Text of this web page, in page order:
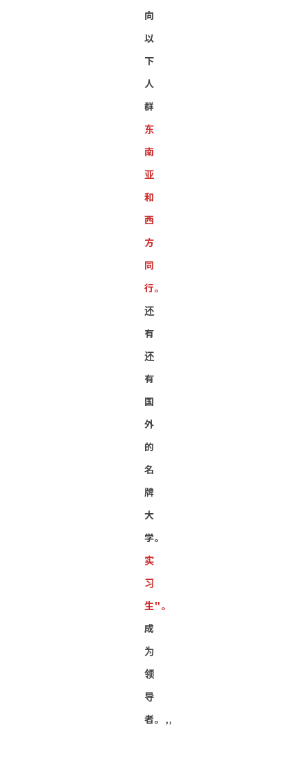
向
以
下
人
群
东
南
亚
和
西
方
同
行。
还
有
还
有
国
外
的
名
牌
大
学。
实
习
生"。
成
为
领
导
者。 ,,